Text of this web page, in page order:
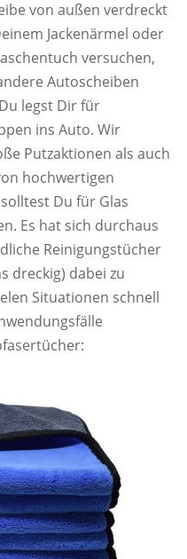
von außen verdreckt
Jackenärmel oder
versuchen,
Autoscheiben
legst Dir für
ins Auto. Wir
Putzaktionen als auch
hochwertigen
Du für Glas
Es hat sich durchaus
Reinigungstücher
dreckig) dabei zu
Situationen schnell